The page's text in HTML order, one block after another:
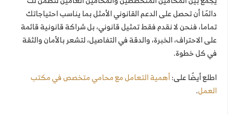
دائمًا أن تحصل على الدعم القانوني الأمثل بما يناسب احتياجاتك
تماما، فنحن لا نقدم فقط تمثيل قانوني، بل شراكة قانونية قائمة
على الاحتراف، الخبرة، والدقة في التفاصيل، لتشعر بالأمان والثقة
في كل خطوة.
اطلع أيضًا على:أهمية التعامل مع محامي متخصص في مكتب
العمل.